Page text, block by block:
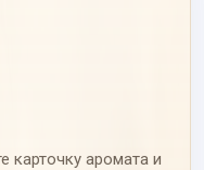
карточку аромата и